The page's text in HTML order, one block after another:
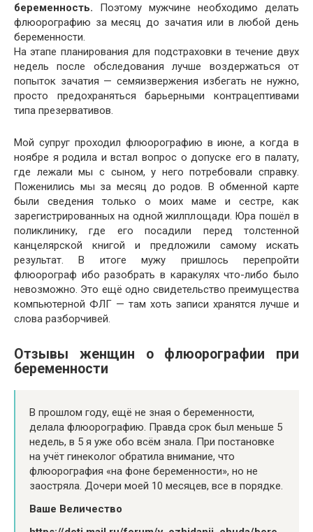
беременность. Поэтому мужчине необходимо делать
флюорографию за месяц до зачатия или в любой день
беременности.
На этапе планирования для подстраховки в течение двух
недель после обследования лучше воздержаться от
попыток зачатия — семяизвержения избегать не нужно,
просто предохраняться барьерными контрацептивами
типа презервативов.
Мой супруг проходил флюорографию в июне, а когда в
ноябре я родила и встал вопрос о допуске его в палату,
где лежали мы с сыном, у него потребовали справку.
Поженились мы за месяц до родов. В обменной карте
были сведения только о моих маме и сестре, как
зарегистрированных на одной жилплощади. Юра пошёл в
поликлинику, где его посадили перед толстенной
канцелярской книгой и предложили самому искать
результат. В итоге мужу пришлось перепройти
флюорограф ибо разобрать в каракулях что-либо было
невозможно. Это ещё одно свидетельство преимущества
компьютерной ФЛГ — там хоть записи хранятся лучше и
слова разборчивей.
Отзывы женщин о флюорографии при
беременности
В прошлом году, ещё не зная о беременности,
делала флюорографию. Правда срок был меньше 5
недель, в 5 я уже обо всём знала. При постановке
на учёт гинеколог обратила внимание, что
флюорография «на фоне беременности», но не
заостряла. Дочери моей 10 месяцев, все в порядке.
Ваше Величество